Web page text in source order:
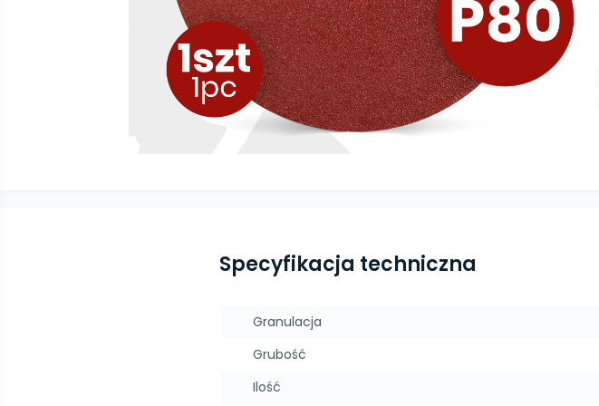
Specyfikacja techniczna
Granulacja
Grubość
Ilość